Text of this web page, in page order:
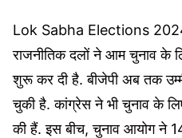
Lok Sabha Elections 2024:
राजनीतिक दलों ने आम चुनाव के
शुरू कर दी है. बीजेपी अब तक
चुकी है. कांग्रेस ने भी चुनाव के लिए
की हैं. इस बीच, चुनाव आयोग ने